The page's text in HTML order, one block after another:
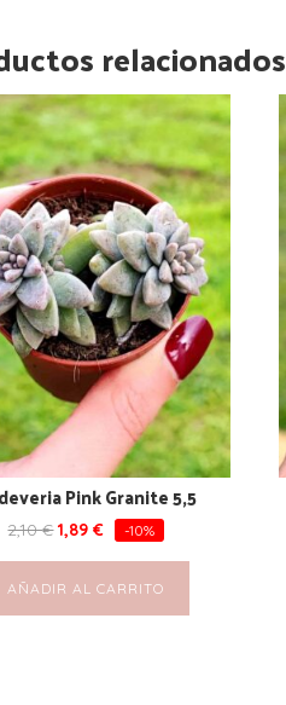
relacionados
Pink Granite 5,5
2,10€ 1,89€ -10%
AÑADIR AL CARRITO